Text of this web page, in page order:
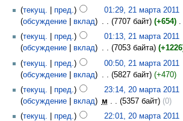
текущ.
пред. 01:29, 21 марта 2011
обсуждение
вклад 7707 байт +654 ‎
текущ.
пред. 01:13, 21 марта 2011
обсуждение
вклад 7053 байта
+1226
текущ.
пред. 00:50, 21 марта 2011
обсуждение
вклад 5827 байт
+470
текущ.
пред. 23:14, 20 марта 2011
обсуждение
вклад м 5357 байт
0
текущ.
пред. 22:01, 20 марта 2011